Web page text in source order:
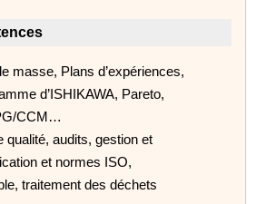
masse, Plans d’expériences,
d’ISHIKAWA, Pareto,
CCM…
qualité, audits, gestion et
et normes ISO,
traitement des déchets